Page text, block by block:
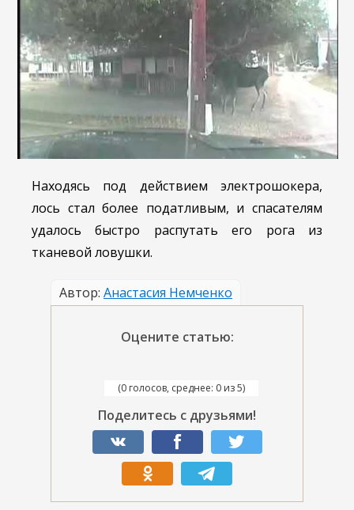
Находясь под действием электрошокера,
лось стал более податливым, и спасателям
удалось быстро распутать его рога из
тканевой ловушки.
Автор: Анастасия Немченко
Оцените статью:
(0 голосов, среднее: 0 из 5)
Поделитесь с друзьями!